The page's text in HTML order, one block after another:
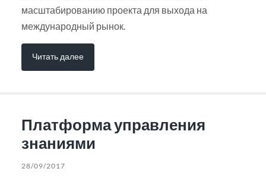
масштабированию проекта для выхода на
международный рынок.
Читать далее
Платформа управления
знаниями
28/09/2017